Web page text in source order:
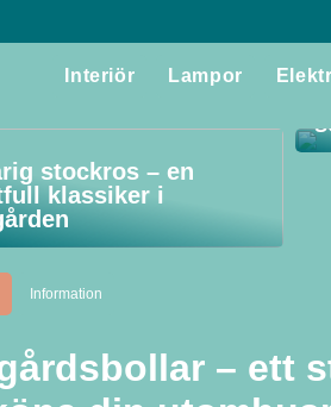
Interiör Lampor
stockros – en
klassiker i
Information
– ett